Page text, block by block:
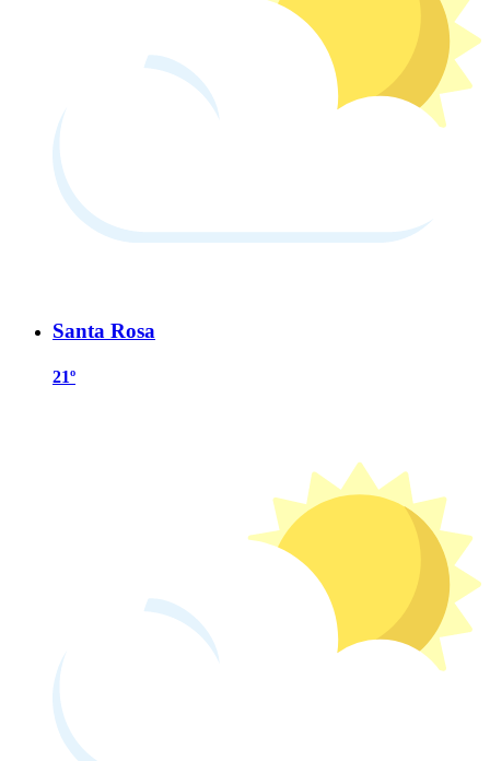
Santa Rosa
21º